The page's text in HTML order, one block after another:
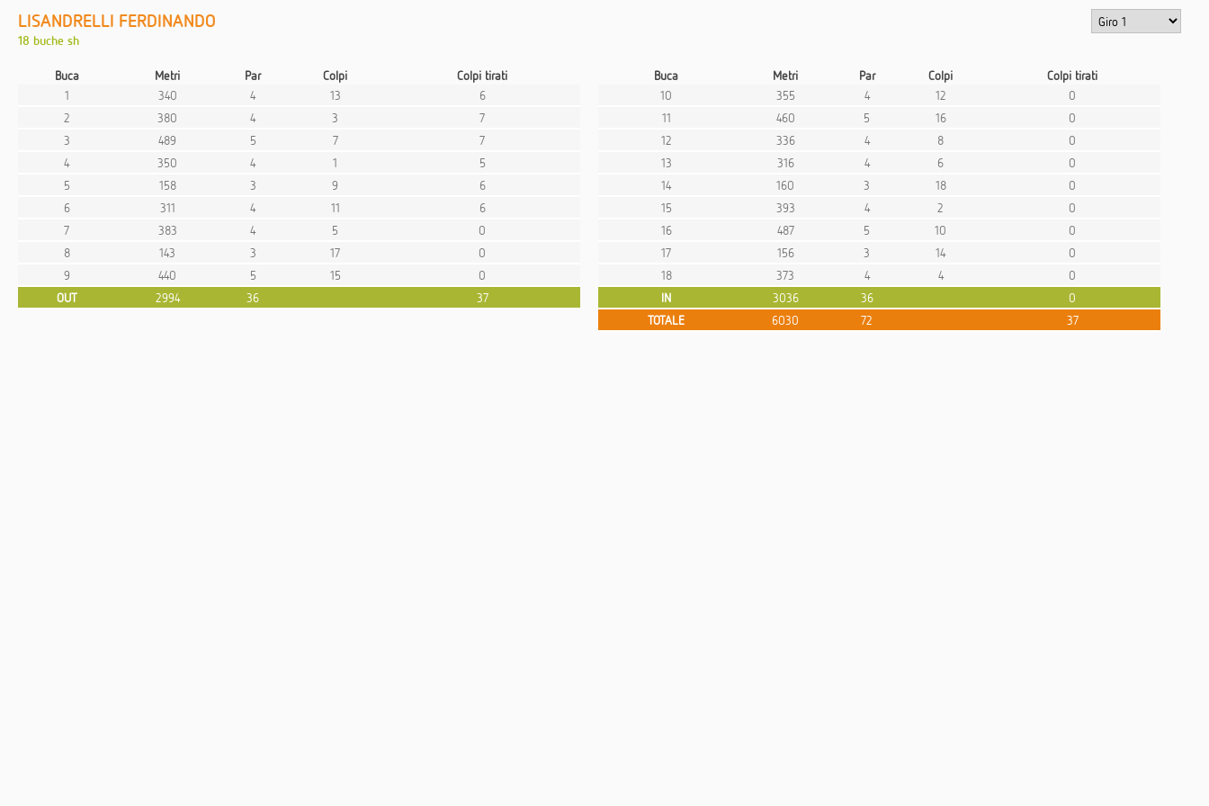
LISANDRELLI FERDINANDO
18 buche sh
Buca Metri Par Colpi
Colpi tirati
1
340 4 13
6
2
380 4 3
7
3
489 5 7
7
4
350 4 1
5
5
158 3 9
6
6
311 4 11
6
7
383 4 5
0
8
143 3 17
0
9
440 5 15
0
OUT
2994 36 37
Buca Metri Par Colpi
Colpi tirati
10
355 4 12
0
11
460 5 16
0
12
336 4 8
0
13
316 4 6
0
14
160 3 18
0
15
393 4 2
0
16
487 5 10
0
17
156 3 14
0
18
373 4 4
0
IN
3036 36
0
TOTALE
6030 72 37